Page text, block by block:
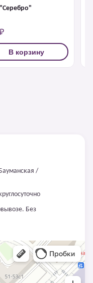
В корзину
/
Без